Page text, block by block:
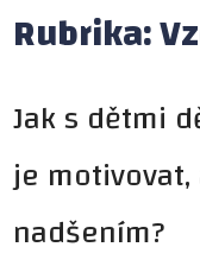
Rubrika:
Jak s dětmi
je
nadšením?